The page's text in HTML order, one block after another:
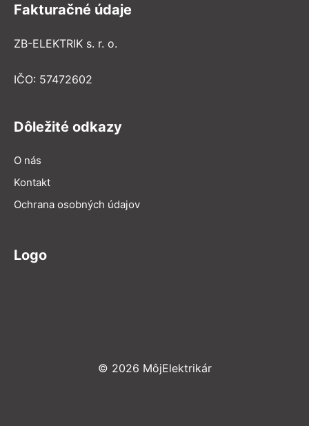
Fakturačné údaje
ZB-ELEKTRIK s. r. o.
IČO: 57472602
Dôležité odkazy
O nás
Kontakt
Ochrana osobných údajov
Logo
© 2026 MôjElektrikár